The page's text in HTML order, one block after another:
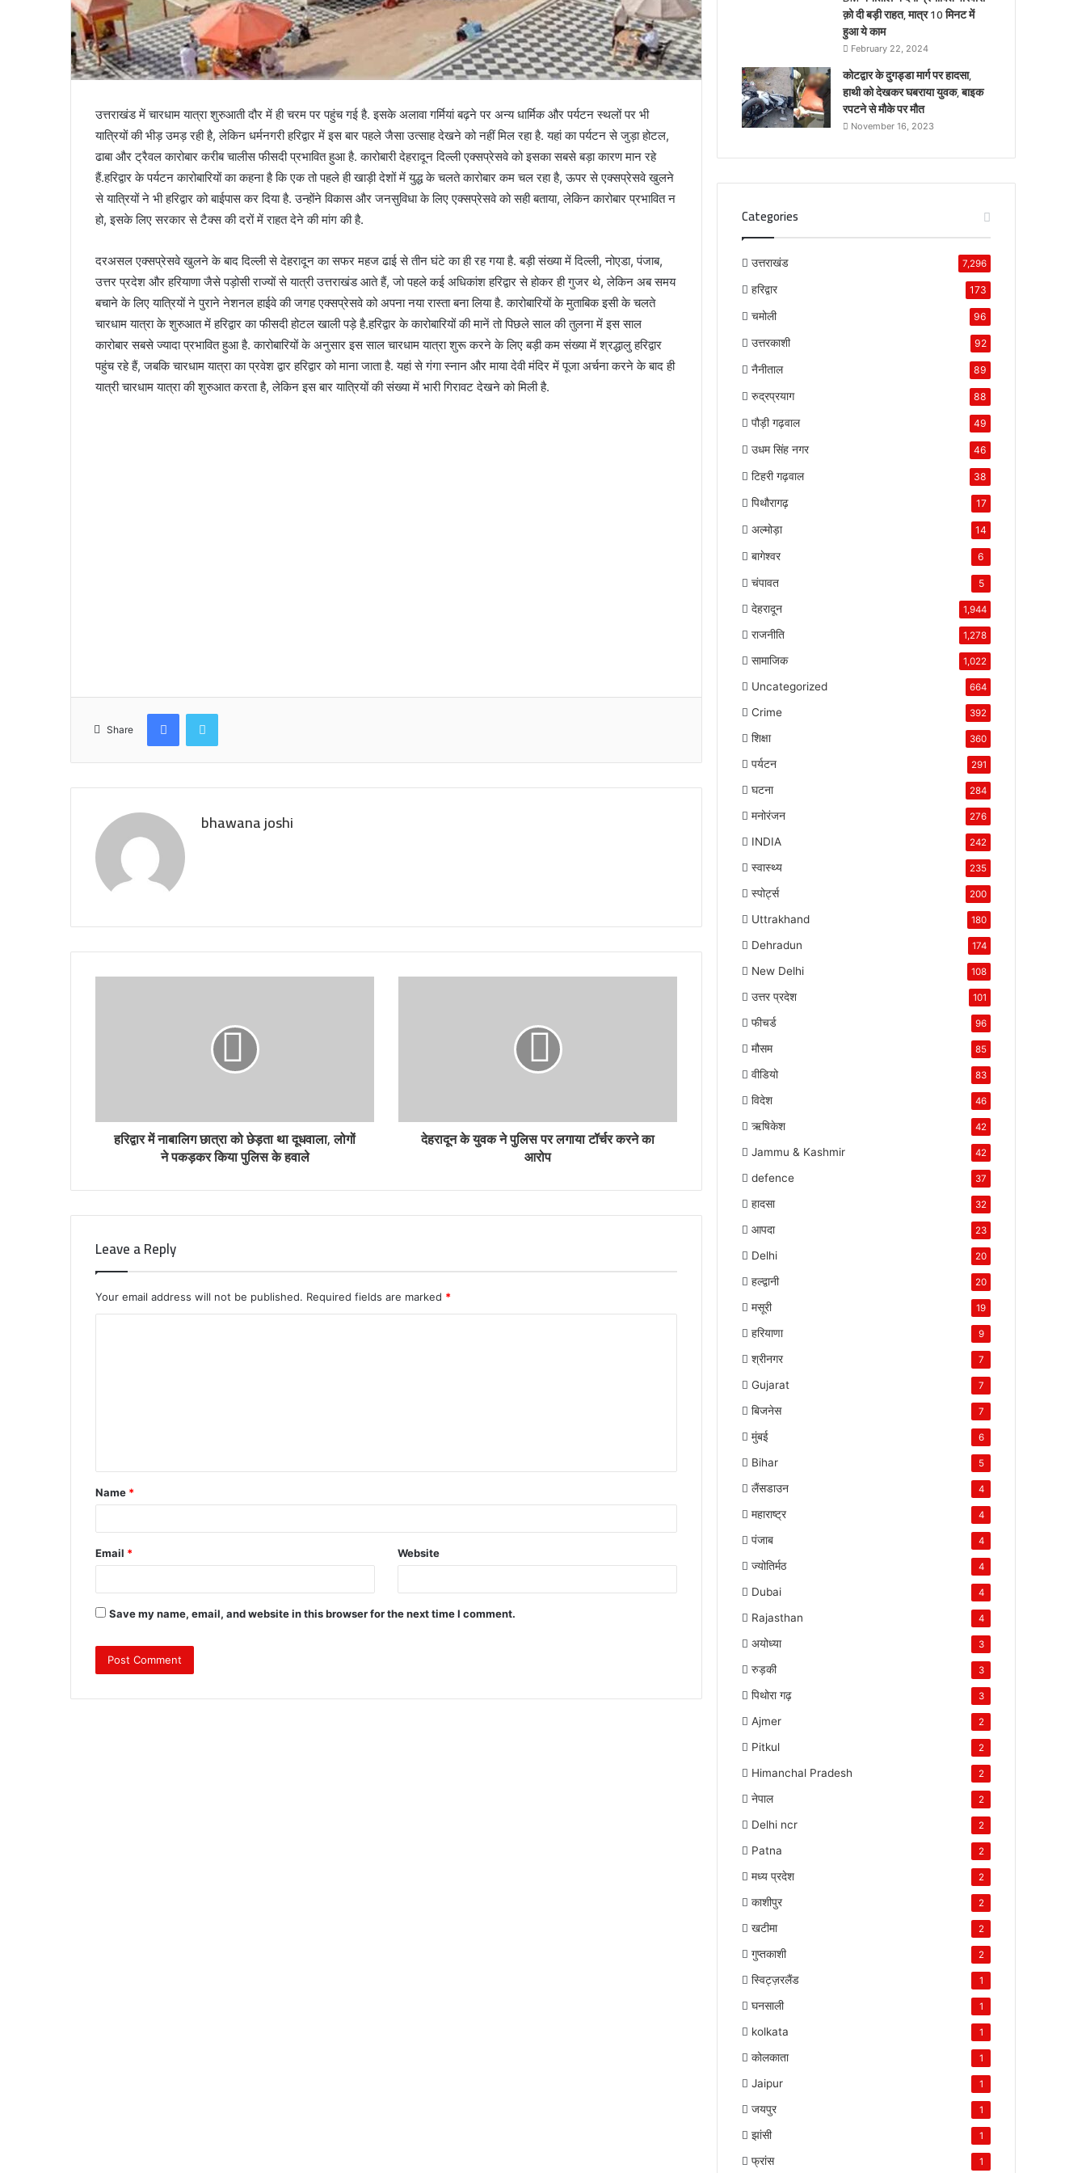
उत्तराखंड में चारधाम यात्रा शुरुआती दौर में ही चरम पर पहुंच गई है. इसके अलावा गर्मियां बढ़ने पर अन्य धार्मिक और पर्यटन स्थलों पर भी
यात्रियों की भीड़ उमड़ रही है, लेकिन धर्मनगरी हरिद्वार में इस बार पहले जैसा उत्साह देखने को नहीं मिल रहा है. यहां का पर्यटन से जुड़ा होटल,
ढाबा और ट्रैवल कारोबार करीब चालीस फीसदी प्रभावित हुआ है. कारोबारी देहरादून दिल्ली एक्सप्रेसवे को इसका सबसे बड़ा कारण मान रहे
हैं.हरिद्वार के पर्यटन कारोबारियों का कहना है कि एक तो पहले ही खाड़ी देशों में युद्ध के चलते कारोबार कम चल रहा है, ऊपर से एक्सप्रेसवे खुलने
से यात्रियों ने भी हरिद्वार को बाईपास कर दिया है. उन्होंने विकास और जनसुविधा के लिए एक्सप्रेसवे को सही बताया, लेकिन कारोबार प्रभावित न
हो, इसके लिए सरकार से टैक्स की दरों में राहत देने की मांग की है.
दरअसल एक्सप्रेसवे खुलने के बाद दिल्ली से देहरादून का सफर महज ढाई से तीन घंटे का ही रह गया है. बड़ी संख्या में दिल्ली, नोएडा, पंजाब,
उत्तर प्रदेश और हरियाणा जैसे पड़ोसी राज्यों से यात्री उत्तराखंड आते हैं, जो पहले कई अधिकांश हरिद्वार से होकर ही गुजर थे, लेकिन अब समय
बचाने के लिए यात्रियों ने पुराने नेशनल हाईवे की जगह एक्सप्रेसवे को अपना नया रास्ता बना लिया है. कारोबारियों के मुताबिक इसी के चलते
चारधाम यात्रा के शुरुआत में हरिद्वार का फीसदी होटल खाली पड़े है.हरिद्वार के कारोबारियों की मानें तो पिछले साल की तुलना में इस साल
कारोबार सबसे ज्यादा प्रभावित हुआ है. कारोबारियों के अनुसार इस साल चारधाम यात्रा शुरू करने के लिए बड़ी कम संख्या में श्रद्धालु हरिद्वार
पहुंच रहे हैं, जबकि चारधाम यात्रा का प्रवेश द्वार हरिद्वार को माना जाता है. यहां से गंगा स्नान और माया देवी मंदिर में पूजा अर्चना करने के बाद ही
यात्री चारधाम यात्रा की शुरुआत करता है, लेकिन इस बार यात्रियों की संख्या में भारी गिरावट देखने को मिली है.
Share
FacebookTwitter
bhawana joshi
हरिद्वार में नाबालिग छात्रा को छेड़ता था दूधवाला, लोगों
ने पकड़कर किया पुलिस के हवाले
देहरादून के युवक ने पुलिस पर लगाया टॉर्चर करने का
आरोप
Leave a Reply
Your email address will not be published. Required fields are marked *
t
*
Name *
Email * Website
Save my name, email, and website in this browser for the next time I comment.
क़ो दी बड़ी राहत, मात्र 10 मिनट में
हुआ ये काम
February 22, 2024
कोटद्वार के दुगड्डा मार्ग पर हादसा,
हाथी को देखकर घबराया युवक, बाइक
रपटने से मौके पर मौत
November 16, 2023
Categories
उत्तराखंड 7,296
हरिद्वार 173
चमोली 96
उत्तरकाशी 92
नैनीताल 89
रुद्रप्रयाग 88
पौड़ी गढ़वाल 49
उधम सिंह नगर 46
टिहरी गढ़वाल 38
पिथौरागढ़ 17
अल्मोड़ा 14
बागेश्वर 6
चंपावत 5
देहरादून 1,944
राजनीति 1,278
सामाजिक 1,022
Uncategorized 664
Crime 392
शिक्षा 360
पर्यटन 291
घटना 284
मनोरंजन 276
INDIA 242
स्वास्थ्य 235
स्पोर्ट्स 200
Uttrakhand 180
Dehradun 174
New Delhi 108
उत्तर प्रदेश 101
फीचर्ड 96
मौसम 85
वीडियो 83
विदेश 46
ऋषिकेश 42
Jammu & Kashmir 42
defence 37
हादसा 32
आपदा 23
Delhi 20
हल्द्वानी 20
मसूरी 19
हरियाणा 9
श्रीनगर 7
Gujarat 7
बिजनेस 7
मुंबई 6
Bihar 5
लैंसडाउन 4
महाराष्ट्र 4
पंजाब 4
ज्योतिर्मठ 4
Dubai 4
Rajasthan 4
अयोध्या 3
रुड़की 3
पिथोरा गढ़ 3
Ajmer 2
Pitkul 2
Himanchal Pradesh 2
नेपाल 2
Delhi ncr 2
Patna 2
मध्य प्रदेश 2
काशीपुर 2
खटीमा 2
गुप्तकाशी 2
स्विट्ज़रलैंड 1
घनसाली 1
kolkata 1
कोलकाता 1
Jaipur 1
जयपुर 1
झांसी 1
फ्रांस 1